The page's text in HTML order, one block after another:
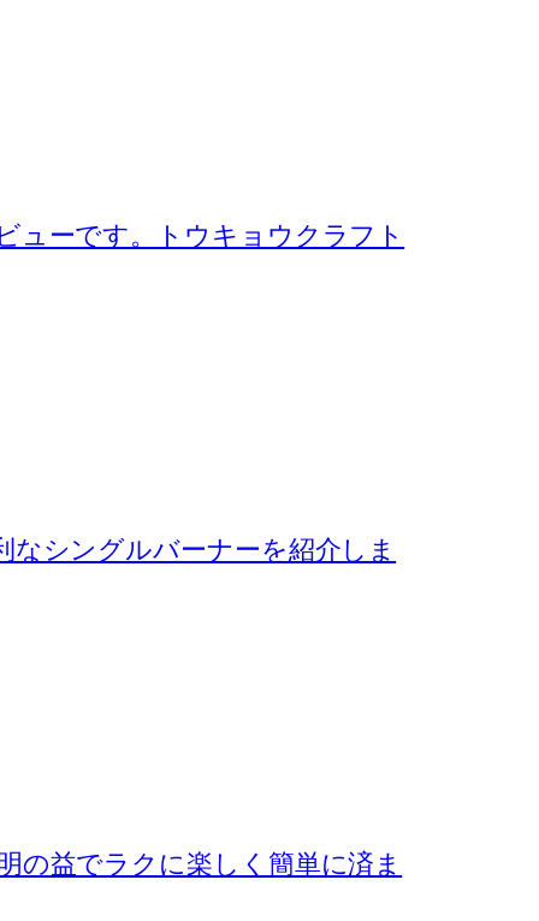
ューです。トウキョウクラフト
シングルバーナーを紹介しま
の益でラクに楽しく簡単に済ま